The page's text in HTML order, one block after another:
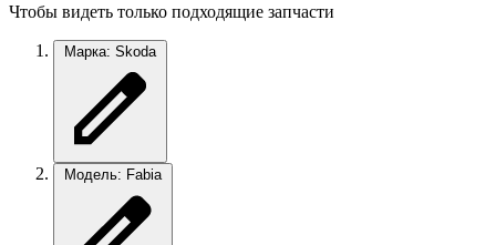
Чтобы видеть только подходящие запчасти
Марка: Skoda
Модель: Fabia